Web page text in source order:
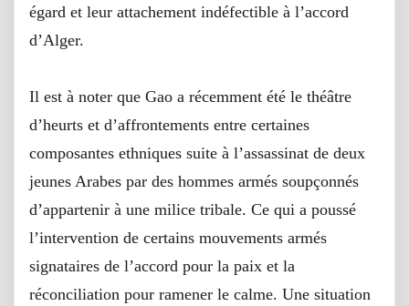
égard et leur attachement indéfectible à l’accord
d’Alger.
Il est à noter que Gao a récemment été le théâtre
d’heurts et d’affrontements entre certaines
composantes ethniques suite à l’assassinat de deux
jeunes Arabes par des hommes armés soupçonnés
d’appartenir à une milice tribale. Ce qui a poussé
l’intervention de certains mouvements armés
signataires de l’accord pour la paix et la
réconciliation pour ramener le calme. Une situation